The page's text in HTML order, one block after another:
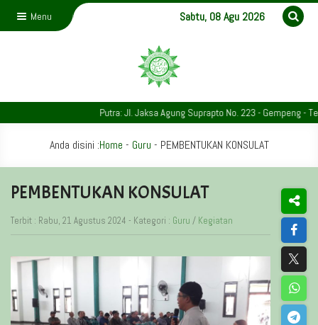
Menu Sabtu, 08 Agu 2026
Putra: Jl. Jaksa Agung Suprapto No. 223 - Gempeng -
Anda disini :Home - Guru - PEMBENTUKAN KONSULAT
PEMBENTUKAN KONSULAT
Terbit : Rabu, 21 Agustus 2024 - Kategori : Guru / Kegiatan